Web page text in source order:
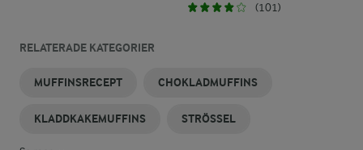
(101)
RELATERADE KATEGORIER
MUFFINSRECEPT CHOKLADMUFFINS
KLADDKAKEMUFFINS STRÖSSEL